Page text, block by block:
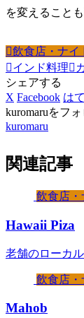
を変えることも
飲食店・ナイ
インド料理
シェアする
X Facebook は
kuromaruをフ
kuromaru
関連記事
飲食店・
Hawaii Piza
老舗のローカ
飲食店・
Mahob